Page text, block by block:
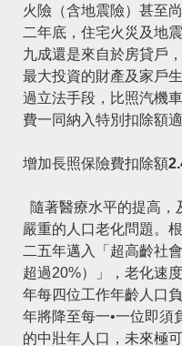
火險（含地震險）甚至
二年底，住宅火災及地
九成還是來自於房貸戶
最大投資的財產及家戶
過立法手段，比照汽機
費一同納入特別扣除額適
增加長照保險費扣除額
隨著醫療水平的提高，
嚴重的人口老化問題。
二五年邁入「超高齡社
超過20%）」，老化速
年每四位工作年齡人口
年將降至每一•一位即須
的中壯年人口，未來極